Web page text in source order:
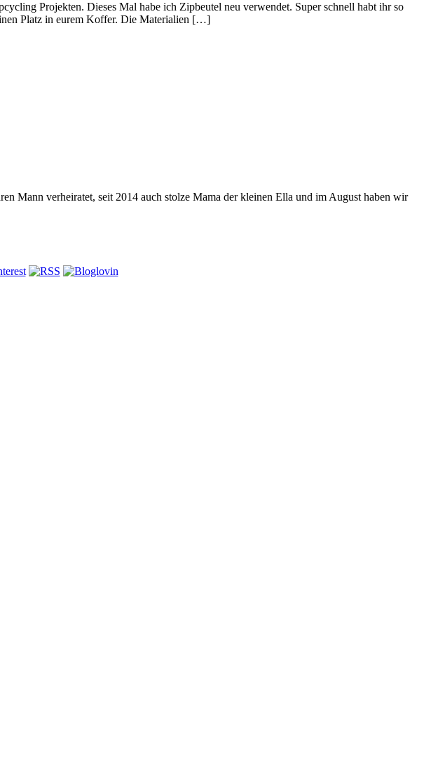
Projekten. Dieses Mal habe ich Zipbeutel neu verwendet. Super schnell habt ihr so
Platz in eurem Koffer. Die Materialien […]
Mann verheiratet, seit 2014 auch stolze Mama der kleinen Ella und im August haben wir